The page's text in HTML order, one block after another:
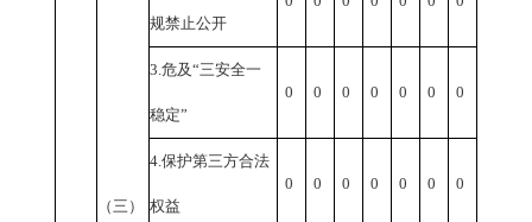
（三）
规禁止公开
3. 危及“三安全一
稳定”
0 0 0 0 0 0 0
4. 保护第三方合法
权益
0 0 0 0 0 0 0